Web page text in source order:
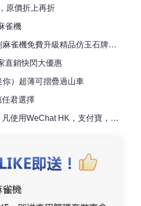
原價折上再折
雀機
免費升級精品仿玉石牌（42/44）
直銷快閃大優惠
）超薄可摺疊過山車
君選擇
支付寶，八達通訂購麻雀檯即送專用籌碼一盒！